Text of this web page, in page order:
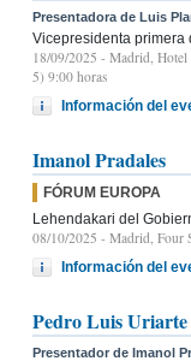
Presentadora de Luis
Vicepresidenta primera
18/09/2025 - Madrid, Hotel
5) 9:00 horas
Información del
Imanol Pradales
FÓRUM EUROPA
Lehendakari del
08/10/2025 - Madrid, Four
Información del
Pedro Luis Uriarte
Presentador de Imanol